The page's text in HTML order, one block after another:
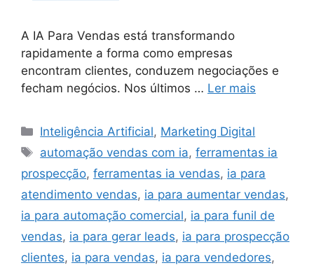
A IA Para Vendas está transformando
rapidamente a forma como empresas
encontram clientes, conduzem negociações e
fecham negócios. Nos últimos … Ler mais
Categorias
Inteligência Artificial, Marketing Digital
Tags
automação vendas com ia,ferramentas ia
prospecção, ferramentas ia vendas, ia para
atendimento vendas, ia para aumentar vendas,
ia para automação comercial, ia para funil de
vendas, ia para gerar leads, ia para prospecção
clientes, ia para vendas, ia para vendedores,